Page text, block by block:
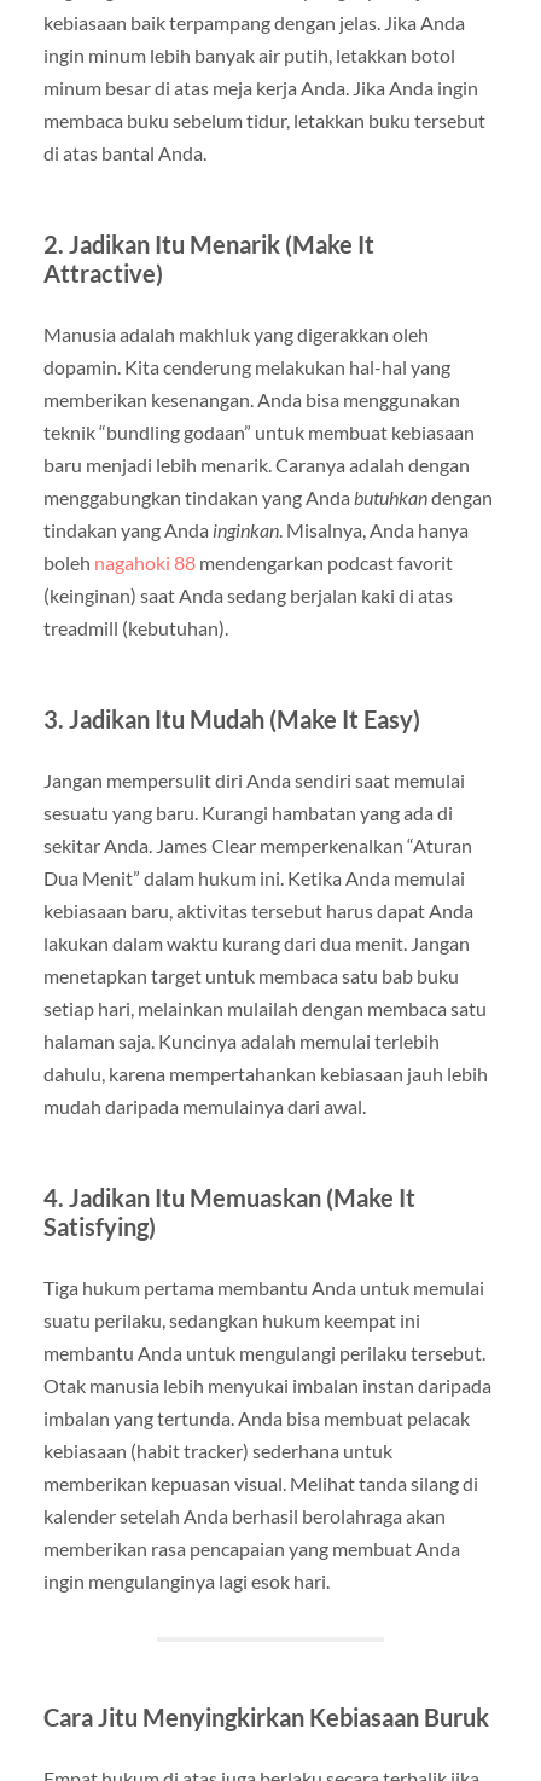
kebiasaan baik terpampang dengan jelas. Jika Anda
ingin minum lebih banyak air putih, letakkan botol
minum besar di atas meja kerja Anda. Jika Anda ingin
membaca buku sebelum tidur, letakkan buku tersebut
di atas bantal Anda.
2. Jadikan Itu Menarik (Make It
Attractive)
Manusia adalah makhluk yang digerakkan oleh
dopamin. Kita cenderung melakukan hal-hal yang
memberikan kesenangan. Anda bisa menggunakan
teknik “bundling godaan” untuk membuat kebiasaan
baru menjadi lebih menarik. Caranya adalah dengan
menggabungkan tindakan yang Anda butuhkandengan
tindakan yang Anda inginkan. Misalnya, Anda hanya
boleh nagahoki 88mendengarkan podcast favorit
(keinginan) saat Anda sedang berjalan kaki di atas
treadmill (kebutuhan).
3. Jadikan Itu Mudah (Make It Easy)
Jangan mempersulit diri Anda sendiri saat memulai
sesuatu yang baru. Kurangi hambatan yang ada di
sekitar Anda. James Clear memperkenalkan “Aturan
Dua Menit” dalam hukum ini. Ketika Anda memulai
kebiasaan baru, aktivitas tersebut harus dapat Anda
lakukan dalam waktu kurang dari dua menit. Jangan
menetapkan target untuk membaca satu bab buku
setiap hari, melainkan mulailah dengan membaca satu
halaman saja. Kuncinya adalah memulai terlebih
dahulu, karena mempertahankan kebiasaan jauh lebih
mudah daripada memulainya dari awal.
4. Jadikan Itu Memuaskan (Make It
Satisfying)
Tiga hukum pertama membantu Anda untuk memulai
suatu perilaku, sedangkan hukum keempat ini
membantu Anda untuk mengulangi perilaku tersebut.
Otak manusia lebih menyukai imbalan instan daripada
imbalan yang tertunda. Anda bisa membuat pelacak
kebiasaan (habit tracker) sederhana untuk
memberikan kepuasan visual. Melihat tanda silang di
kalender setelah Anda berhasil berolahraga akan
memberikan rasa pencapaian yang membuat Anda
ingin mengulanginya lagi esok hari.
Cara Jitu Menyingkirkan Kebiasaan Buruk